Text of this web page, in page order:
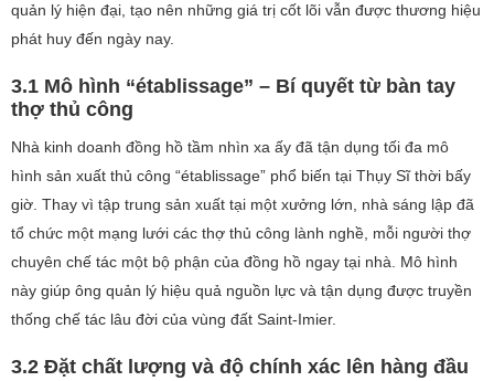
quản lý hiện đại, tạo nên những giá trị cốt lõi vẫn được thương hiệu
phát huy đến ngày nay.
3.1 Mô hình “établissage” – Bí quyết từ bàn tay
thợ thủ công
Nhà kinh doanh đồng hồ tầm nhìn xa ấy đã tận dụng tối đa mô
hình sản xuất thủ công “établissage” phổ biến tại Thụy Sĩ thời bấy
giờ. Thay vì tập trung sản xuất tại một xưởng lớn, nhà sáng lập đã
tổ chức một mạng lưới các thợ thủ công lành nghề, mỗi người thợ
chuyên chế tác một bộ phận của đồng hồ ngay tại nhà. Mô hình
này giúp ông quản lý hiệu quả nguồn lực và tận dụng được truyền
thống chế tác lâu đời của vùng đất Saint-Imier.
3.2 Đặt chất lượng và độ chính xác lên hàng đầu